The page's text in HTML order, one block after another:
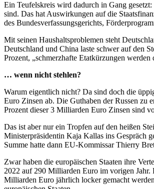
Ein Teufelskreis wird dadurch in Gang
sind. Das hat Auswirkungen auf die
des Bundesverfassungsgerichts,
Mit seinen Haushaltsproblemen steht
Deutschland und China laste schwer auf den
Prozent, „schmerzhafte Etatkürzungen
… wenn nicht stehlen?
Warum eigentlich nicht? Da sind doch die
Euro Zinsen ab. Die Guthaben der Russen zu
Prozent dieser 3 Milliarden Euro Zinsen sind
Das ist aber nur ein Tropfen auf den heißen
Ministerpräsidentin Kaja Kallas ins Gespräch
Summe hatte dann EU-Kommissar Thierry
Zwar haben die europäischen Staaten ihre
2022 auf 290 Milliarden Euro im vorigen Jahr.
Milliarden Euro jährlich locker gemacht